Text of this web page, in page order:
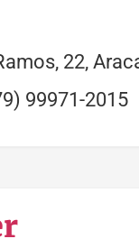
22,
99971-2015